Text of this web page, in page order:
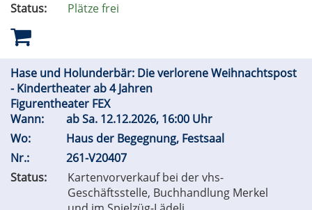
Status:
Plätze frei
Hase und Holunderbär: Die verlorene Weihnachtspost
- Kindertheater ab 4 Jahren
Figurentheater FEX
Wann:
abSa. 12.12.2026, 16:00 Uhr
Wo:
Haus der Begegnung, Festsaal
Nr.:
261-V20407
Status:
Kartenvorverkauf bei der vhs-
Geschäftsstelle, Buchhandlung Merkel